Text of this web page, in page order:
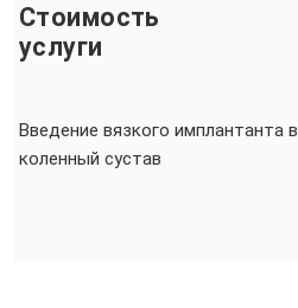
Стоимость
услуги
Введение вязкого имплантанта в
коленный сустав